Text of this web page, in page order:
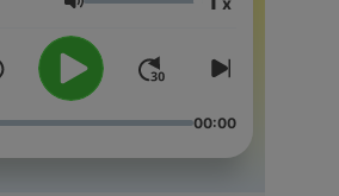
Lautstärke
00:00